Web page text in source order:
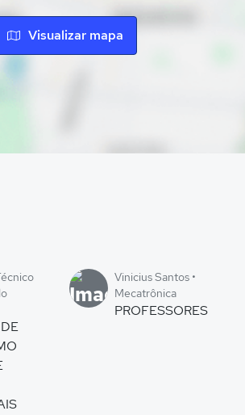
Visualizar mapa
Vinicius Santos •
Mecatrônica
PROFESSORES